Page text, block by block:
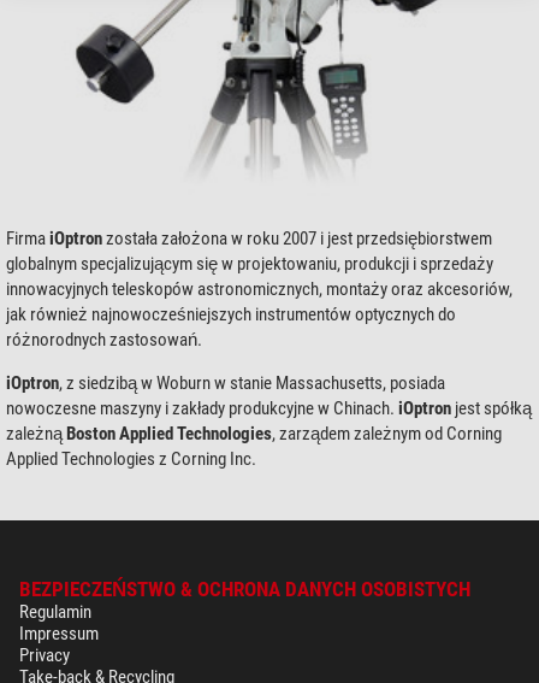
FirmaiOptronzostała założona w roku 2007 i jest przedsiębiorstwem
globalnym specjalizującym się w projektowaniu, produkcji i sprzedaży
innowacyjnych teleskopów astronomicznych, montaży oraz akcesoriów,
jak również najnowocześniejszych instrumentów optycznych do
różnorodnych zastosowań.
iOptron, z siedzibą w Woburn w stanie Massachusetts, posiada
nowoczesne maszyny i zakłady produkcyjne w Chinach. iOptron jest spółką
zależnąBoston Applied Technologies, zarządem zależnym od Corning
Applied Technologies z Corning Inc.
BEZPIECZEŃSTWO & OCHRONA DANYCH OSOBISTYCH
Regulamin
Impressum
Privacy
Take-back & Recycling